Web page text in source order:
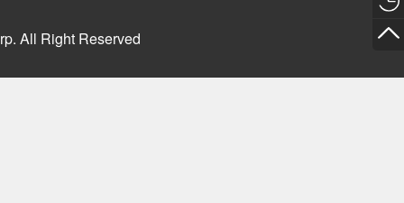
All Right Reserved